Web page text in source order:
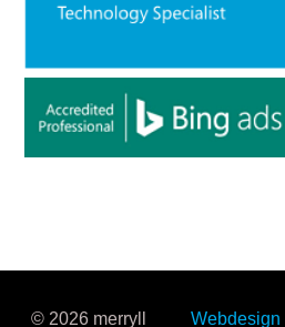
© 2026 merryll Webdesign